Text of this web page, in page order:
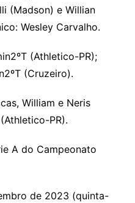
(Madson) e Willian
Wesley Carvalho.
(Athletico-PR);
(Cruzeiro).
William e Neris
PR).
A do Campeonato
de 2023 (quinta-